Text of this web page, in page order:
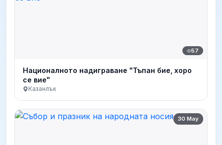
57
Националното надиграване "Тъпан бие, хоро
се вие"
Казанлък
30 May